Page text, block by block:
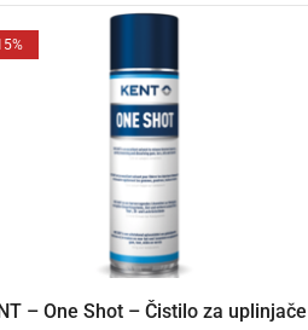
– One Shot – Čistilo za uplinjače